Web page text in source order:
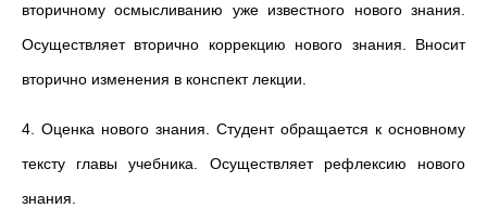
вторичному осмысливанию уже известного нового знания.
Осуществляет вторично коррекцию нового знания. Вносит
вторично изменения в конспект лекции.
4. Оценка нового знания.
Студент обращается к основному
тексту главы учебника. Осуществляет рефлексию нового
знания.